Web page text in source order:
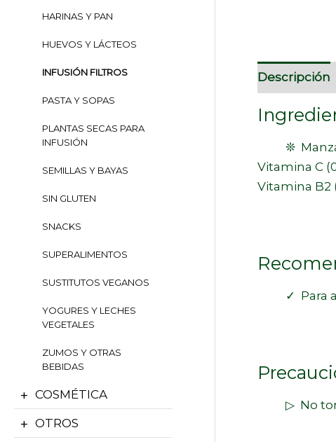
HARINAS Y PAN
HUEVOS Y LÁCTEOS
INFUSIÓN FILTROS
PASTA Y SOPAS
PLANTAS SECAS PARA
INFUSIÓN
SEMILLAS Y BAYAS
SIN GLUTEN
SNACKS
SUPERALIMENTOS
SUSTITUTOS VEGANOS
YOGURES Y LECHES
VEGETALES
ZUMOS Y OTRAS
BEBIDAS
COSMÉTICA
OTROS
Descripción
❊
Vitamina C
Vitamina B2
✓ Para
▷ No tome